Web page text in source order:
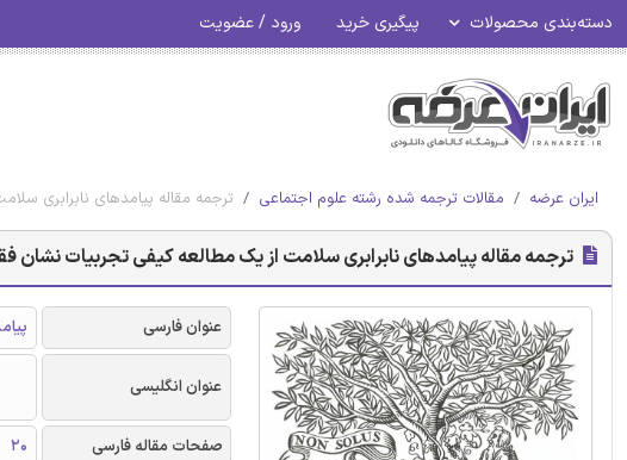
دسته‌بندی محصولات پیگیری خرید ورود / عضویت
ایران عرضه مقالات ترجمه شده رشته علوم اجتماعی ترجمه مقاله پیامدهای نابرابری
ترجمه مقاله پیامدهای نابرابری سلامت از یک مطالعه کیفی تجربیات نشان
عنوان فارسی
عنوان انگلیسی
صفحات مقاله فارسی
20